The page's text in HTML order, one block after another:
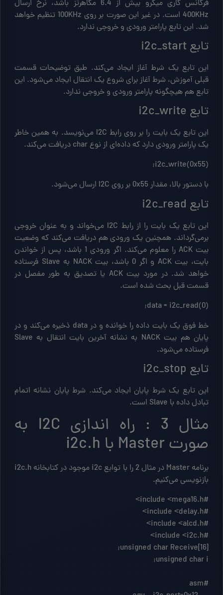
فرکانس کاری میکرو بیش از 6.4 مگاهرتز باشد، نرخ ارسال
400KHz است. در غیر این صورت بر روی 100KHz تنظیم خواهد
شد. این تابع پارامتر ورودی و خروجی ندارد.
تابع i2c_start
این تابع یک شرط آغاز ایجاد می‌کند. طبق توضیحات قسمت
قبلی آموزش، شرط آغاز برای شروع یک انتقال ایجاد می‌شود. این
تابع هم هیچگونه پارامتر ورودی و خروجی ندارد.
تابع i2c_write
این تابع یک بایت را بر روی رابط I2C می‌نویسد. به همین خاطر
یک پارامتر ورودی دارد که داده‌ای از نوع char دریافت می‌کند.
i2c_write(0x55);
با دستور بالا، مقدار 0x55 بر روی I2C ارسال می‌شود.
تابع i2c_read
این تابع یک بایت را از رابط I2C می‌خواند و به عنوان خروجی
برمی‌گرداند. همچنین یک ورودی هم دریافت می‌کند که وضعیت
بیت ACK را معلوم می‌کند. اگر ورودی 1 باشد، پس از خواندن
بایت، بیت ACK و اگر 0 باشد، بیت NACK به Slave فرستاده
خواهد شد. در مورد بیت ACK یا تصدیق به طور مفصل در
قسمت قبل بحث شده است.
data = i2c_read(0);
خط فوق یک بایت داده را خوانده و در data ذخیره می‌کند و در
پایان هم بیت NACK به نشانه آخرین بایت انتقال به Slave
فرستاده می‌شود.
تابع i2c_stop
این تابع یک شرط پایان ایجاد می‌کند. شرط پایان نشانه اتمام
تبادل داده با Slave است.
مثال 3 : راه اندازی I2C به
صورت Master با i2c.h
برنامه Master در مثال 2 را با توابع i2c موجود در کتابخانه i2c.h
بازنویسی می‌کنیم.